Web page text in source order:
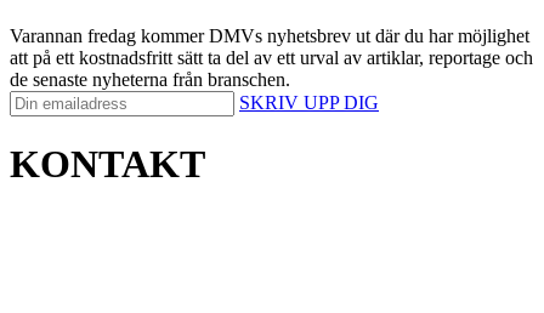
Varannan fredag kommer DMVs nyhetsbrev ut där du har möjlighet
att på ett kostnadsfritt sätt ta del av ett urval av artiklar, reportage och
de senaste nyheterna från branschen.
SKRIV UPP DIG
KONTAKT